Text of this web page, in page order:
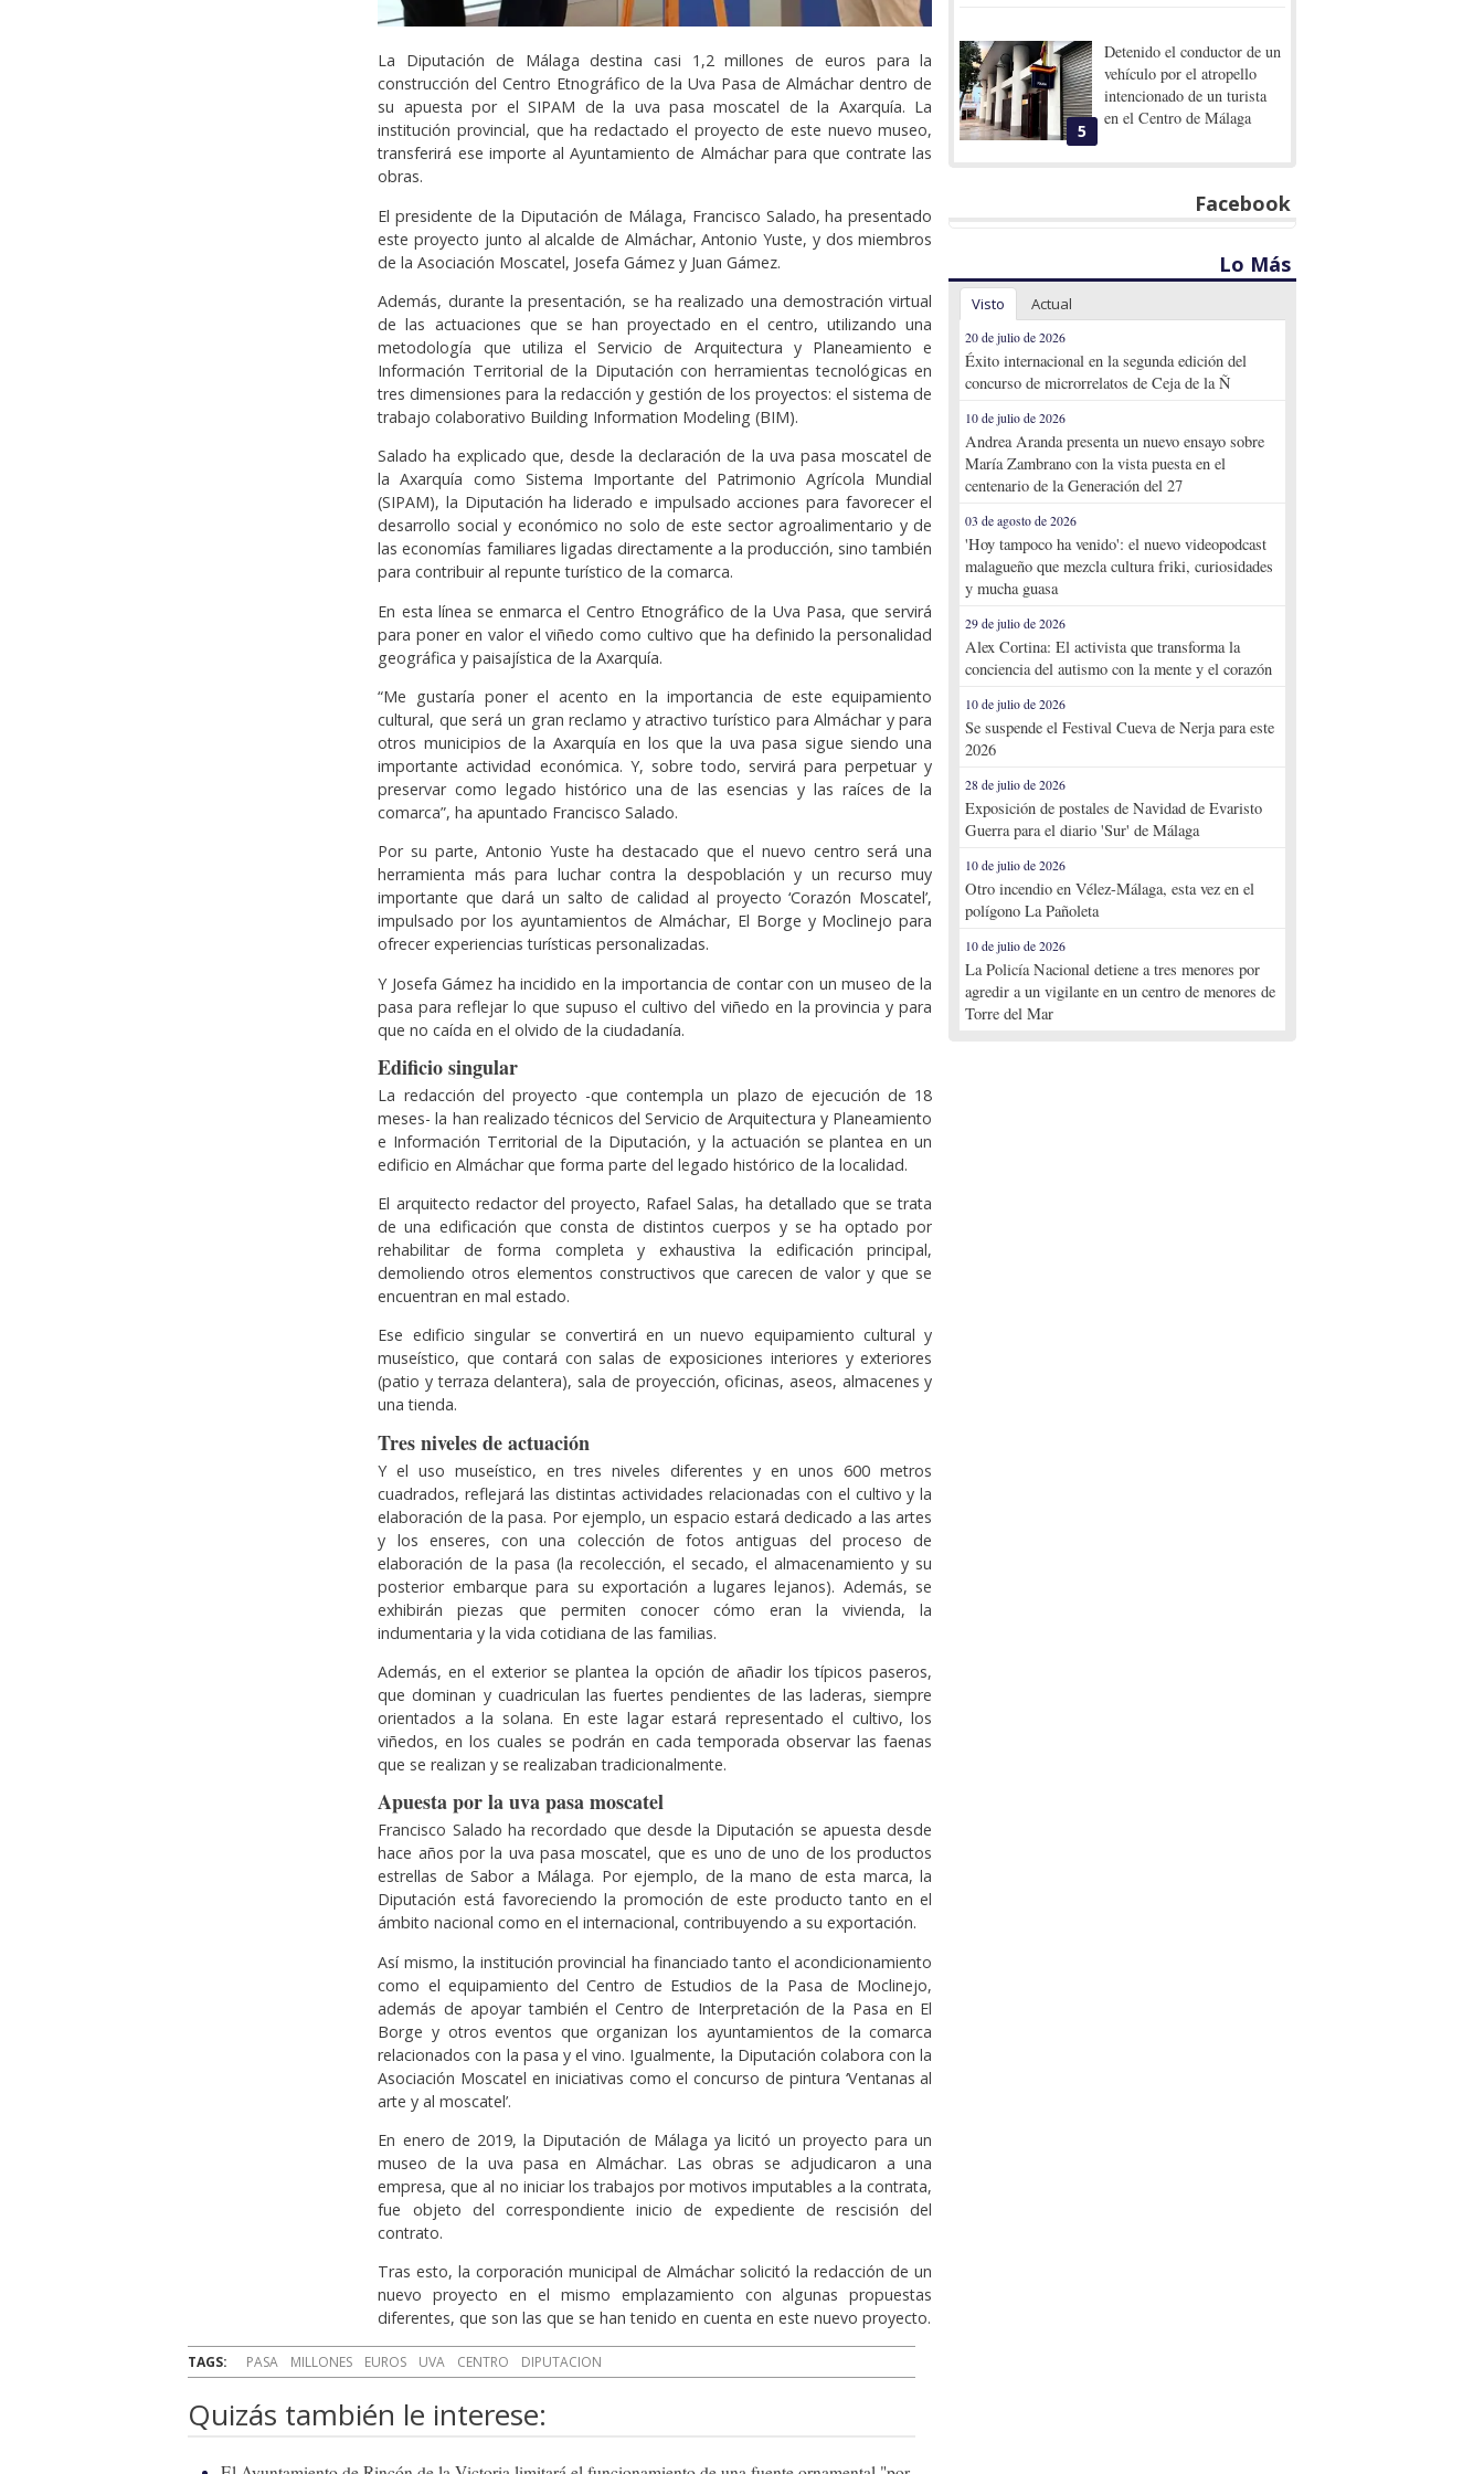
La Diputación de Málaga destina casi 1,2 millones de euros para la
construcción del Centro Etnográfico de la Uva Pasa de Almáchar dentro de
su apuesta por el SIPAM de la uva pasa moscatel de la Axarquía. La
institución provincial, que ha redactado el proyecto de este nuevo museo,
transferirá ese importe al Ayuntamiento de Almáchar para que contrate las
obras.
El presidente de la Diputación de Málaga, Francisco Salado, ha presentado
este proyecto junto al alcalde de Almáchar, Antonio Yuste, y dos miembros
de la Asociación Moscatel, Josefa Gámez y Juan Gámez.
Además, durante la presentación, se ha realizado una demostración virtual
de las actuaciones que se han proyectado en el centro, utilizando una
metodología que utiliza el Servicio de Arquitectura y Planeamiento e
Información Territorial de la Diputación con herramientas tecnológicas en
tres dimensiones para la redacción y gestión de los proyectos: el sistema de
trabajo colaborativo Building Information Modeling (BIM).
Salado ha explicado que, desde la declaración de la uva pasa moscatel de
la Axarquía como Sistema Importante del Patrimonio Agrícola Mundial
(SIPAM), la Diputación ha liderado e impulsado acciones para favorecer el
desarrollo social y económico no solo de este sector agroalimentario y de
las economías familiares ligadas directamente a la producción, sino también
para contribuir al repunte turístico de la comarca.
En esta línea se enmarca el Centro Etnográfico de la Uva Pasa, que servirá
para poner en valor el viñedo como cultivo que ha definido la personalidad
geográfica y paisajística de la Axarquía.
“Me gustaría poner el acento en la importancia de este equipamiento
cultural, que será un gran reclamo y atractivo turístico para Almáchar y para
otros municipios de la Axarquía en los que la uva pasa sigue siendo una
importante actividad económica. Y, sobre todo, servirá para perpetuar y
preservar como legado histórico una de las esencias y las raíces de la
comarca”, ha apuntado Francisco Salado.
Por su parte, Antonio Yuste ha destacado que el nuevo centro será una
herramienta más para luchar contra la despoblación y un recurso muy
importante que dará un salto de calidad al proyecto ‘Corazón Moscatel’,
impulsado por los ayuntamientos de Almáchar, El Borge y Moclinejo para
ofrecer experiencias turísticas personalizadas.
Y Josefa Gámez ha incidido en la importancia de contar con un museo de la
pasa para reflejar lo que supuso el cultivo del viñedo en la provincia y para
que no caída en el olvido de la ciudadanía.
Edificio singular
La redacción del proyecto -que contempla un plazo de ejecución de 18
meses- la han realizado técnicos del Servicio de Arquitectura y Planeamiento
e Información Territorial de la Diputación, y la actuación se plantea en un
edificio en Almáchar que forma parte del legado histórico de la localidad.
El arquitecto redactor del proyecto, Rafael Salas, ha detallado que se trata
de una edificación que consta de distintos cuerpos y se ha optado por
rehabilitar de forma completa y exhaustiva la edificación principal,
demoliendo otros elementos constructivos que carecen de valor y que se
encuentran en mal estado.
Ese edificio singular se convertirá en un nuevo equipamiento cultural y
museístico, que contará con salas de exposiciones interiores y exteriores
(patio y terraza delantera), sala de proyección, oficinas, aseos, almacenes y
una tienda.
Tres niveles de actuación
Y el uso museístico, en tres niveles diferentes y en unos 600 metros
cuadrados, reflejará las distintas actividades relacionadas con el cultivo y la
elaboración de la pasa. Por ejemplo, un espacio estará dedicado a las artes
y los enseres, con una colección de fotos antiguas del proceso de
elaboración de la pasa (la recolección, el secado, el almacenamiento y su
posterior embarque para su exportación a lugares lejanos). Además, se
exhibirán piezas que permiten conocer cómo eran la vivienda, la
indumentaria y la vida cotidiana de las familias.
Además, en el exterior se plantea la opción de añadir los típicos paseros,
que dominan y cuadriculan las fuertes pendientes de las laderas, siempre
orientados a la solana. En este lagar estará representado el cultivo, los
viñedos, en los cuales se podrán en cada temporada observar las faenas
que se realizan y se realizaban tradicionalmente.
Apuesta por la uva pasa moscatel
Francisco Salado ha recordado que desde la Diputación se apuesta desde
hace años por la uva pasa moscatel, que es uno de uno de los productos
estrellas de Sabor a Málaga. Por ejemplo, de la mano de esta marca, la
Diputación está favoreciendo la promoción de este producto tanto en el
ámbito nacional como en el internacional, contribuyendo a su exportación.
Así mismo, la institución provincial ha financiado tanto el acondicionamiento
como el equipamiento del Centro de Estudios de la Pasa de Moclinejo,
además de apoyar también el Centro de Interpretación de la Pasa en El
Borge y otros eventos que organizan los ayuntamientos de la comarca
relacionados con la pasa y el vino. Igualmente, la Diputación colabora con la
Asociación Moscatel en iniciativas como el concurso de pintura ‘Ventanas al
arte y al moscatel’.
En enero de 2019, la Diputación de Málaga ya licitó un proyecto para un
museo de la uva pasa en Almáchar. Las obras se adjudicaron a una
empresa, que al no iniciar los trabajos por motivos imputables a la contrata,
fue objeto del correspondiente inicio de expediente de rescisión del
contrato.
Tras esto, la corporación municipal de Almáchar solicitó la redacción de un
nuevo proyecto en el mismo emplazamiento con algunas propuestas
diferentes, que son las que se han tenido en cuenta en este nuevo proyecto.
TAGS: PASA MILLONES EUROS UVA CENTRO DIPUTACION
Quizás también le interese:
5
Detenido el conductor de un
vehículo por el atropello
intencionado de un turista
en el Centro de Málaga
Facebook
Lo Más
Visto Actual
20 de julio de 2026
Éxito internacional en la segunda edición del
concurso de microrrelatos de Ceja de la Ñ
10 de julio de 2026
Andrea Aranda presenta un nuevo ensayo sobre
María Zambrano con la vista puesta en el
centenario de la Generación del 27
03 de agosto de 2026
'Hoy tampoco ha venido': el nuevo videopodcast
malagueño que mezcla cultura friki, curiosidades
y mucha guasa
29 de julio de 2026
Alex Cortina: El activista que transforma la
conciencia del autismo con la mente y el corazón
10 de julio de 2026
Se suspende el Festival Cueva de Nerja para este
2026
28 de julio de 2026
Exposición de postales de Navidad de Evaristo
Guerra para el diario 'Sur' de Málaga
10 de julio de 2026
Otro incendio en Vélez-Málaga, esta vez en el
polígono La Pañoleta
10 de julio de 2026
La Policía Nacional detiene a tres menores por
agredir a un vigilante en un centro de menores de
Torre del Mar